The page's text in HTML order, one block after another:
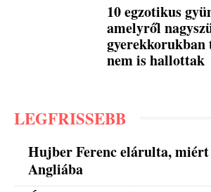
10 egzotikus
amelyről
gyerekkorukban
nem is hallottak
LEGFRISSEBB
Hujber Ferenc elárulta,
Angliába